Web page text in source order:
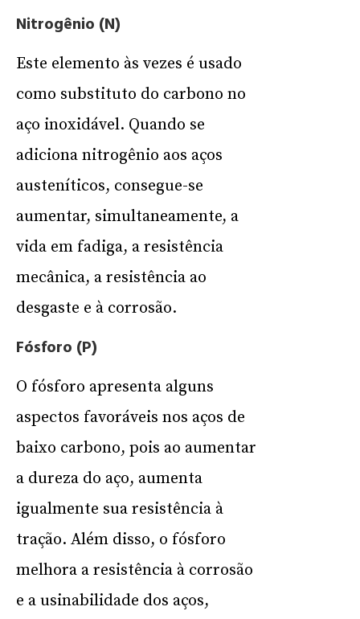
Nitrogênio (N)
Este elemento às vezes é usado
como substituto do carbono no
aço inoxidável. Quando se
adiciona nitrogênio aos aços
austeníticos, consegue-se
aumentar, simultaneamente, a
vida em fadiga, a resistência
mecânica, a resistência ao
desgaste e à corrosão.
Fósforo (P)
O fósforo apresenta alguns
aspectos favoráveis nos aços de
baixo carbono, pois ao aumentar
a dureza do aço, aumenta
igualmente sua resistência à
tração. Além disso, o fósforo
melhora a resistência à corrosão
e a usinabilidade dos aços,